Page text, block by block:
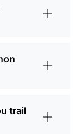
trail